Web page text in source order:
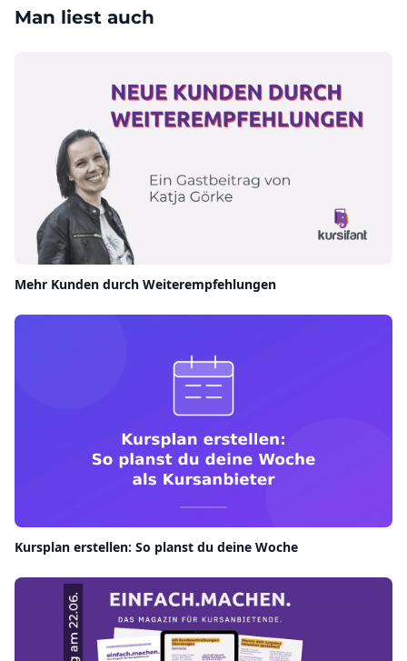
Man liest auch
Mehr Kunden durch Weiterempfehlungen
Kursplan erstellen: So planst du deine Woche